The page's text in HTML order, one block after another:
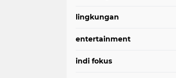
lingkungan
entertainment
indi fokus